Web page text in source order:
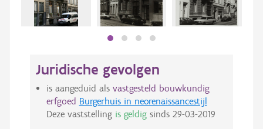
Juridische gevolgen
is aangeduid als vastgesteld bouwkundig
erfgoed Burgerhuis in neorenaissancestijl
Deze vaststelling is geldigsinds 29-03-2019